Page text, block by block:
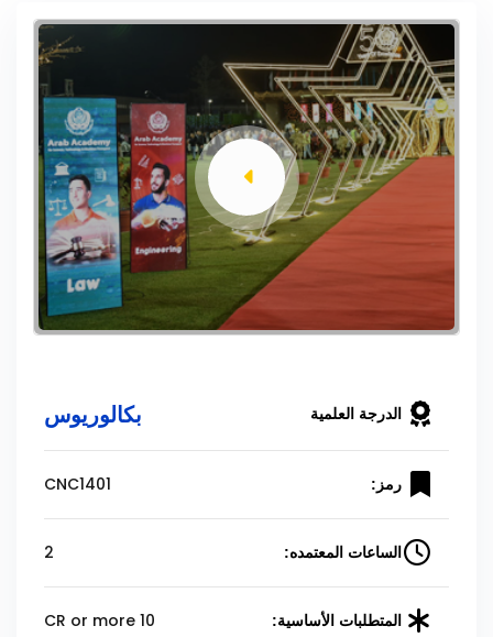
الدرجة العلمية بكالوريوس
رمز: CNC1401
الساعات المعتمده: 2
المتطلبات الأساسية: 10 CR or more